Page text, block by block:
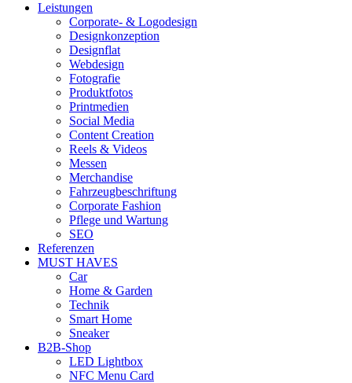
Leistungen
Corporate- & Logodesign
Designkonzeption
Designflat
Webdesign
Fotografie
Produktfotos
Printmedien
Social Media
Content Creation
Reels & Videos
Messen
Merchandise
Fahrzeugbeschriftung
Corporate Fashion
Pflege und Wartung
SEO
Referenzen
MUST HAVES
Car
Home & Garden
Technik
Smart Home
Sneaker
B2B-Shop
LED Lightbox
NFC Menu Card